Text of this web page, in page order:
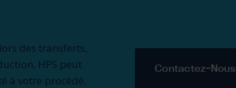
des transferts,
HPS peut
à votre procédé.
Contactez-Nous